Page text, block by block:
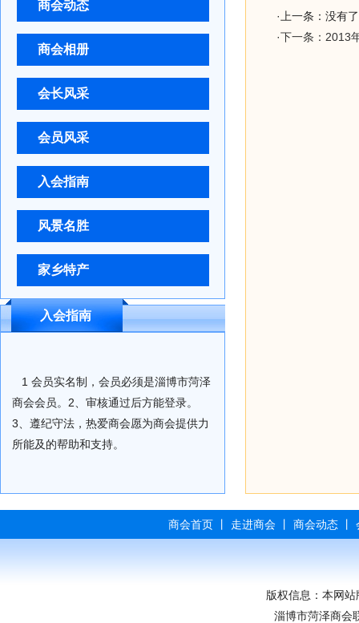
商会动态
商会相册
会长风采
会员风采
入会指南
风景名胜
家乡特产
入会指南
1 会员实名制，会员必须是淄博市菏泽
商会会员。2、审核通过后方能登录。
3、遵纪守法，热爱商会愿为商会提供力
所能及的帮助和支持。
·上一条：没有了
·下一条：2013
商会首页丨 走进商会丨 商会动态丨
版权信息：本网
淄博市菏泽商